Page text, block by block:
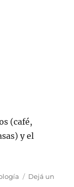
(café,
y el
Dejá un